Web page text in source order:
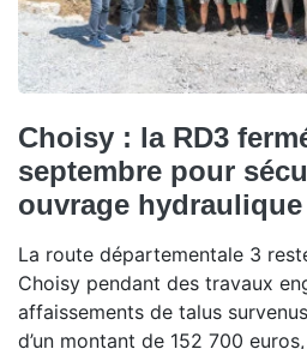
Choisy : la RD3
septembre pour
ouvrage hydraulique
La route départementale 3
Choisy pendant des travaux
affaissements de talus
d’un montant de 152 700